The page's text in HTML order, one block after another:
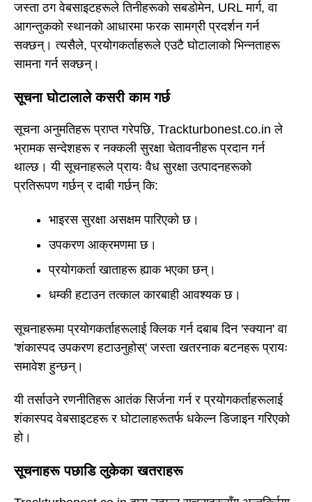
जस्ता ठग वेबसाइटहरूले तिनीहरूको सबडोमेन, URL मार्ग, वा
आगन्तुकको स्थानको आधारमा फरक सामग्री प्रदर्शन गर्न
सक्छन्। त्यसैले, प्रयोगकर्ताहरूले एउटै घोटालाको भिन्नताहरू
सामना गर्न सक्छन्।
सूचना घोटालाले कसरी काम गर्छ
सूचना अनुमतिहरू प्राप्त गरेपछि, Trackturbonest.co.in ले
भ्रामक सन्देशहरू र नक्कली सुरक्षा चेतावनीहरू प्रदान गर्न
थाल्छ। यी सूचनाहरूले प्रायः वैध सुरक्षा उत्पादनहरूको
प्रतिरूपण गर्छन् र दाबी गर्छन् कि:
भाइरस सुरक्षा असक्षम पारिएको छ।
उपकरण आक्रमणमा छ।
प्रयोगकर्ता खाताहरू ह्याक भएका छन्।
धम्की हटाउन तत्काल कारबाही आवश्यक छ।
सूचनाहरूमा प्रयोगकर्ताहरूलाई क्लिक गर्न दबाब दिन 'स्क्यान' वा
'शंकास्पद उपकरण हटाउनुहोस्' जस्ता खतरनाक बटनहरू प्रायः
समावेश हुन्छन्।
यी तर्साउने रणनीतिहरू आतंक सिर्जना गर्न र प्रयोगकर्ताहरूलाई
शंकास्पद वेबसाइटहरू र घोटालाहरूतर्फ धकेल्न डिजाइन गरिएको
हो।
सूचनाहरू पछाडि लुकेका खतराहरू